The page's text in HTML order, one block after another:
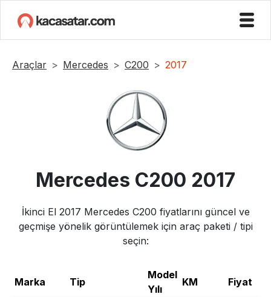
Araçlar Mercedes C200 2017
Mercedes C200 2017
İkinci El 2017 Mercedes C200 fiyatlarını güncel ve
geçmişe yönelik görüntülemek için araç paketi / tipi
seçin:
Marka Tip
Model
Yılı
KM Fiyat